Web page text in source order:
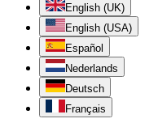
English (UK)
English (USA)
Español
Nederlands
Deutsch
Français